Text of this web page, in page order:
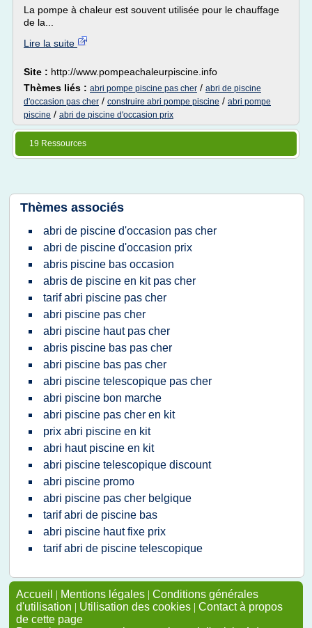
La pompe à chaleur est souvent utilisée pour le chauffage
de la...
Lire la suite
Site : http://www.pompeachaleurpiscine.info
Thèmes liés : abri pompe piscine pas cher / abri de piscine
d'occasion pas cher / construire abri pompe piscine / abri pompe
piscine / abri de piscine d'occasion prix
19 Ressources
Thèmes associés
abri de piscine d'occasion pas cher
abri de piscine d'occasion prix
abris piscine bas occasion
abris de piscine en kit pas cher
tarif abri piscine pas cher
abri piscine pas cher
abri piscine haut pas cher
abris piscine bas pas cher
abri piscine bas pas cher
abri piscine telescopique pas cher
abri piscine bon marche
abri piscine pas cher en kit
prix abri piscine en kit
abri haut piscine en kit
abri piscine telescopique discount
abri piscine promo
abri piscine pas cher belgique
tarif abri de piscine bas
abri piscine haut fixe prix
tarif abri de piscine telescopique
Accueil | Mentions légales | Conditions générales
d'utilisation | Utilisation des cookies | Contact à propos
de cette page